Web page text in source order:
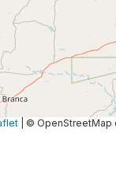
© OpenStreetMap